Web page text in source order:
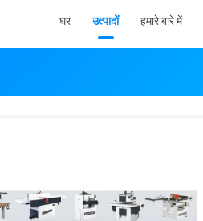
घर उत्पादों हमारे बारे में